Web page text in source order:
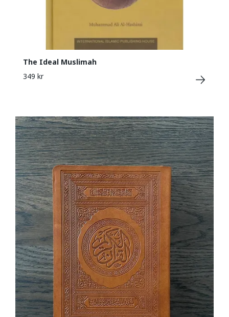
The Ideal Muslimah
349 kr